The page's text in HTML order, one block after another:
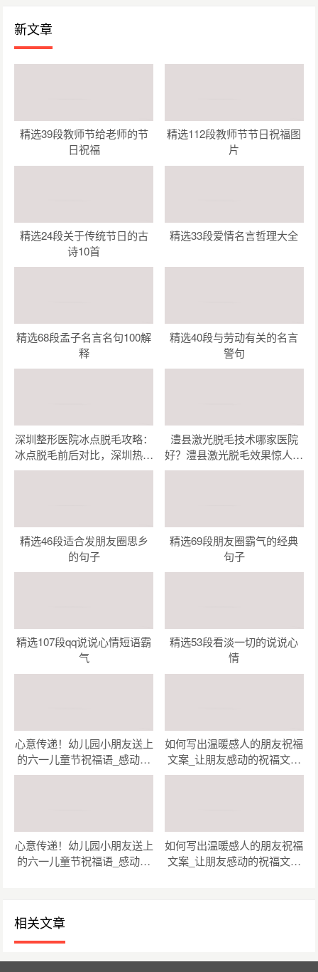
新文章
精选39段教师节给老师的节
日祝福
精选112段教师节节日祝福图
片
精选24段关于传统节日的古
诗10首
精选33段爱情名言哲理大全
精选68段孟子名言名句100解
释
精选40段与劳动有关的名言
警句
深圳整形医院冰点脱毛攻略：
冰点脱毛前后对比，深圳热门
整形医院哪家强？
澧县激光脱毛技术哪家医院
好？澧县激光脱毛效果惊人，
这几家机构让你美丽无忧！
精选46段适合发朋友圈思乡
的句子
精选69段朋友圈霸气的经典
句子
精选107段qq说说心情短语霸
气
精选53段看淡一切的说说心
情
心意传递！幼儿园小朋友送上
的六一儿童节祝福语_感动瞬
间！幼儿园小朋友为六一儿童
如何写出温暖感人的朋友祝福
文案_让朋友感动的祝福文案
创作指南（精选47句）
心意传递！幼儿园小朋友送上
的六一儿童节祝福语_感动瞬
如何写出温暖感人的朋友祝福
文案_让朋友感动的祝福文案
相关文章